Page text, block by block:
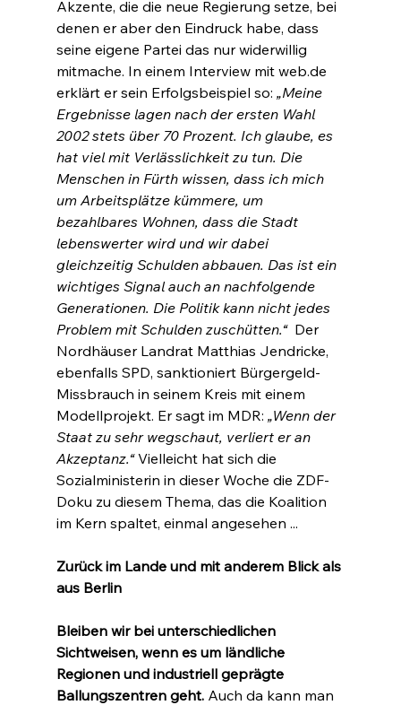
Akzente, die die neue Regierung setze, bei
denen er aber den Eindruck habe, dass
seine eigene Partei das nur widerwillig
mitmache. In einem Interview mit web.de
erklärt er sein Erfolgsbeispiel so: „Meine
Ergebnisse lagen nach der ersten Wahl
2002 stets über 70 Prozent. Ich glaube, es
hat viel mit Verlässlichkeit zu tun. Die
Menschen in Fürth wissen, dass ich mich
um Arbeitsplätze kümmere, um
bezahlbares Wohnen, dass die Stadt
lebenswerter wird und wir dabei
gleichzeitig Schulden abbauen. Das ist ein
wichtiges Signal auch an nachfolgende
Generationen. Die Politik kann nicht jedes
Problem mit Schulden zuschütten.“ Der
Nordhäuser Landrat Matthias Jendricke,
ebenfalls SPD, sanktioniert Bürgergeld-
Missbrauch in seinem Kreis mit einem
Modellprojekt. Er sagt im MDR: „Wenn der
Staat zu sehr wegschaut, verliert er an
Akzeptanz.“ Vielleicht hat sich die
Sozialministerin in dieser Woche die ZDF-
Doku zu diesem Thema, das die Koalition
im Kern spaltet, einmal angesehen ...
Zurück im Lande und mit anderem Blick als
aus Berlin
Bleiben wir bei unterschiedlichen
Sichtweisen, wenn es um ländliche
Regionen und industriell geprägte
Ballungszentren geht. Auch da kann man